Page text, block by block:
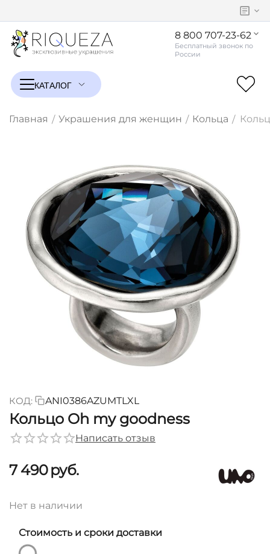
8 800 707-23-62
Главная / Украшения для женщин / Кольца /
КОД: ANI0386AZUMTLXL
Кольцо Oh my goodness
Написать отзыв
7 490руб.
Нет в наличии
Стоимость и сроки доставки